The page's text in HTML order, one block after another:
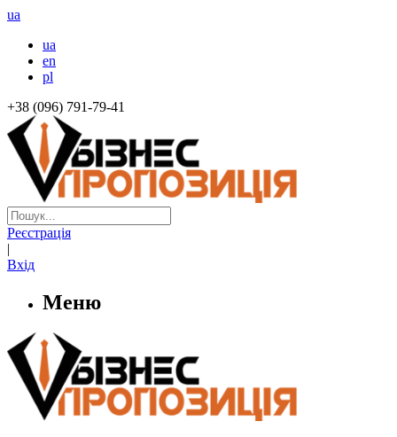
ua
ua
en
pl
+38 (096) 791-79-41
Реєстрація
|
Вхід
Меню